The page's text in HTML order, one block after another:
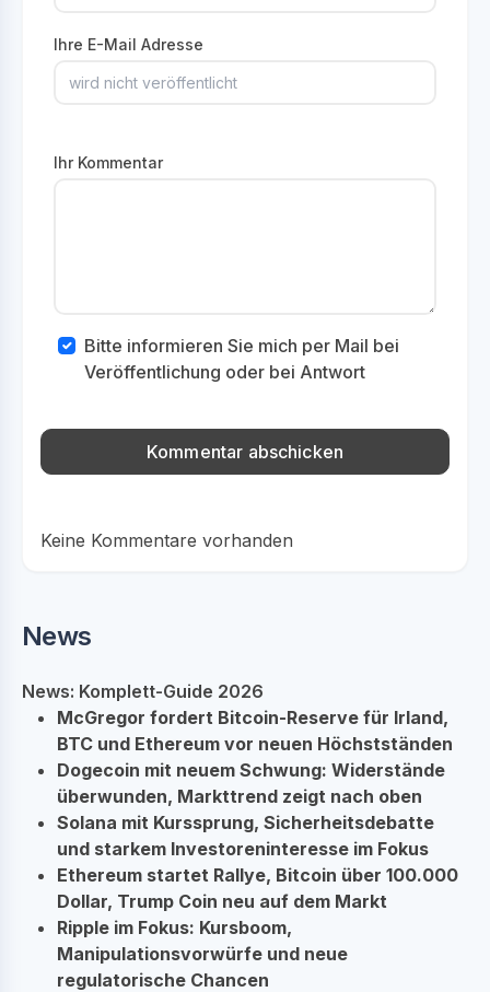
Ihre E-Mail Adresse
Ihr Kommentar
Bitte informieren Sie mich per Mail bei
Veröffentlichung oder bei Antwort
Keine Kommentare vorhanden
News
News: Komplett-Guide 2026
McGregor fordert Bitcoin-Reserve für Irland,
BTC und Ethereum vor neuen Höchstständen
Dogecoin mit neuem Schwung: Widerstände
überwunden, Markttrend zeigt nach oben
Solana mit Kurssprung, Sicherheitsdebatte
und starkem Investoreninteresse im Fokus
Ethereum startet Rallye, Bitcoin über 100.000
Dollar, Trump Coin neu auf dem Markt
Ripple im Fokus: Kursboom,
Manipulationsvorwürfe und neue
regulatorische Chancen